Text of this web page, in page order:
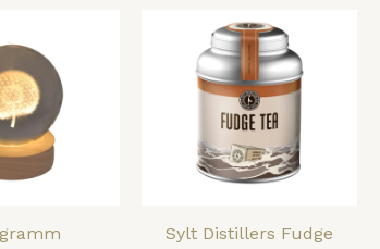
Sylt Distillers Fudge